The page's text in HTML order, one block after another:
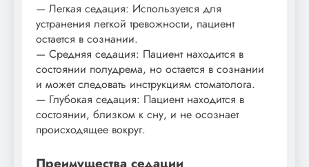
— Легкая седация: Используется для
устранения легкой тревожности, пациент
остается в сознании.
— Средняя седация: Пациент находится в
состоянии полудрема, но остается в сознании
и может следовать инструкциям стоматолога.
— Глубокая седация: Пациент находится в
состоянии, близком к сну, и не осознает
происходящее вокруг.